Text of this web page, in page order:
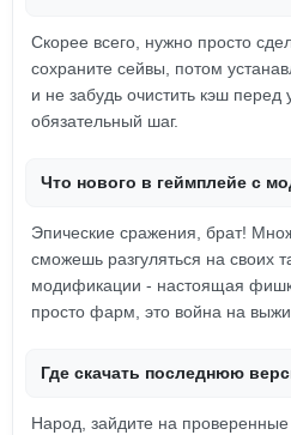
Скорее всего, нужно просто
сохраните сейвы, потом
и не забудь очистить кэш перед
обязательный шаг.
Что нового в геймплейе с
Эпические сражения, брат!
сможешь разгуляться на своих
модификации - настоящая
просто фарм, это война на
Где скачать последнюю
Народ, зайдите на проверенные